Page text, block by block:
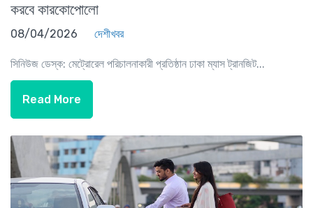
করবে কারকোপোলো
08/04/2026 দেশীখবর
সিনিউজ ডেস্ক: মেট্রোরেল পরিচালনাকারী প্রতিষ্ঠান ঢাকা ম্যাস ট্রানজিট...
Read More